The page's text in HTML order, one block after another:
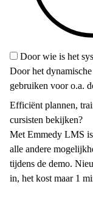
Door wie is het
Door het
gebruiken voor o.a.
Efficiënt plannen,
cursisten bekijken?
Met Emmedy LMS
alle andere
tijdens de demo.
in, het kost maar 1